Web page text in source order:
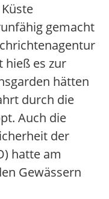
gemacht
hieß es zur
hätten
durch die
Auch die
der
hatte am
Gewässern